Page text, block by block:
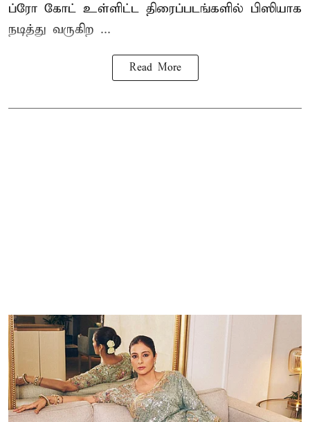
ப்ரோ கோட் உள்ளிட்ட திரைப்படங்களில் பிஸியாக
நடித்து வருகிற ...
Read More